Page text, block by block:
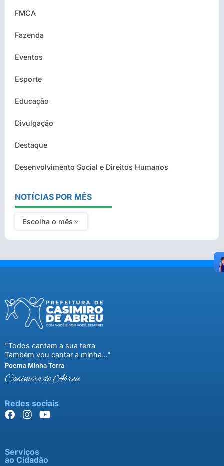
FMCA
Fazenda
Eventos
Esporte
Educação
Divulgação
Destaque
Desenvolvimento Social e Direitos Humanos
NOTÍCIAS POR MÊS
Escolha o mês
"Todos cantam a sua terra
Também vou cantar a minha..."
Poema Minha Terra
Casimiro de Abreu
Redes sociais
Serviços
ao Cidadão